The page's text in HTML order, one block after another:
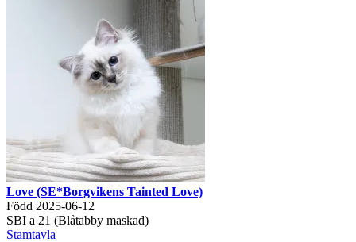
Love (SE*Borgvikens Tainted Love)
Född 2025-06-12
SBI a 21 (Blåtabby maskad)
Stamtavla